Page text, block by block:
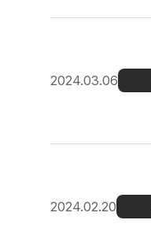
2024.03.06
2024.02.20